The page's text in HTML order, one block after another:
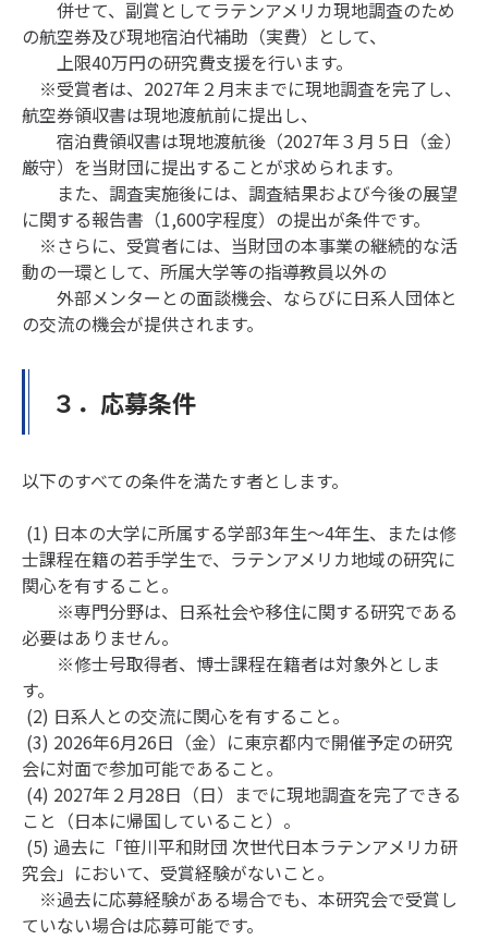
併せて、副賞としてラテンアメリカ現地調査のため
の航空券及び現地宿泊代補助（実費）として、
上限40万円の研究費支援を行います。
※受賞者は、2027年２月末までに現地調査を完了し、
航空券領収書は現地渡航前に提出し、
宿泊費領収書は現地渡航後（2027年３月５日（金）
厳守）を当財団に提出することが求められます。
また、調査実施後には、調査結果および今後の展望
に関する報告書（1,600字程度）の提出が条件です。
※さらに、受賞者には、当財団の本事業の継続的な活
動の一環として、所属大学等の指導教員以外の
外部メンターとの面談機会、ならびに日系人団体と
の交流の機会が提供されます。
３．応募条件
以下のすべての条件を満たす者とします。
(1) 日本の大学に所属する学部3年生～4年生、または修
士課程在籍の若手学生で、ラテンアメリカ地域の研究に
関心を有すること。
※専門分野は、日系社会や移住に関する研究である
必要はありません。
※修士号取得者、博士課程在籍者は対象外としま
す。
(2) 日系人との交流に関心を有すること。
(3) 2026年6月26日（金）に東京都内で開催予定の研究
会に対面で参加可能であること。
(4) 2027年２月28日（日）までに現地調査を完了できる
こと（日本に帰国していること）。
(5) 過去に「笹川平和財団 次世代日本ラテンアメリカ研
究会」において、受賞経験がないこと。
※過去に応募経験がある場合でも、本研究会で受賞し
ていない場合は応募可能です。